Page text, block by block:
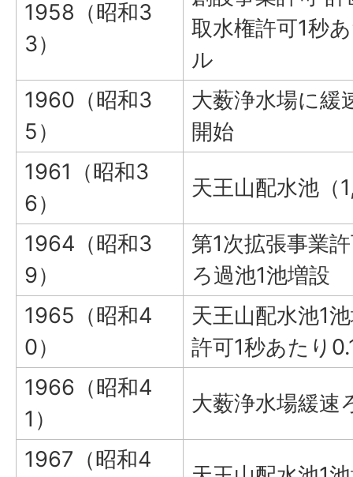
1958（昭和3
3）
取水権許可1秒
ル
1960（昭和3
5）
大薮浄水場に緩
開始
1961（昭和3
6）
天王山配水池（
1964（昭和3
9）
第1次拡張事業
ろ過池1池増設
1965（昭和4
0）
天王山配水池1
許可1秒あたり
1966（昭和4
1）
大薮浄水場緩速
1967（昭和4